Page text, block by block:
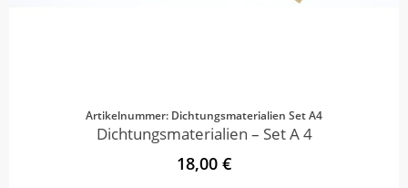
Artikelnummer: Dichtungsmaterialien Set A4
Dichtungsmaterialien – Set A 4
18,00 €